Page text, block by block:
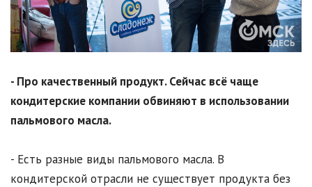
- Про качественный продукт. Сейчас всё чаще
кондитерские компании обвиняют в использовании
пальмового масла.
- Есть разные виды пальмового масла. В
кондитерской отрасли не существует продукта без